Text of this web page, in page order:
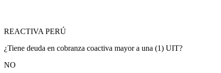
REACTIVA PERÚ
¿Tiene deuda en cobranza coactiva mayor a una (1) UIT?
NO